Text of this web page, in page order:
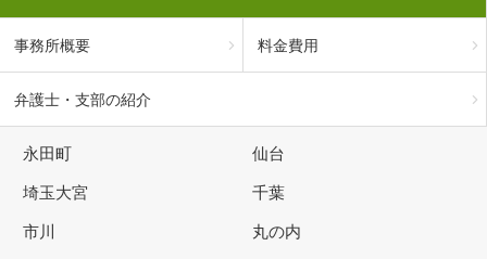
事務所概要 料金費用
弁護士・支部の紹介
永田町 仙台
埼玉大宮 千葉
市川 丸の内